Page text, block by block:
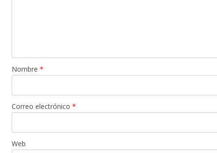
Nombre *
Correo electrónico *
Web